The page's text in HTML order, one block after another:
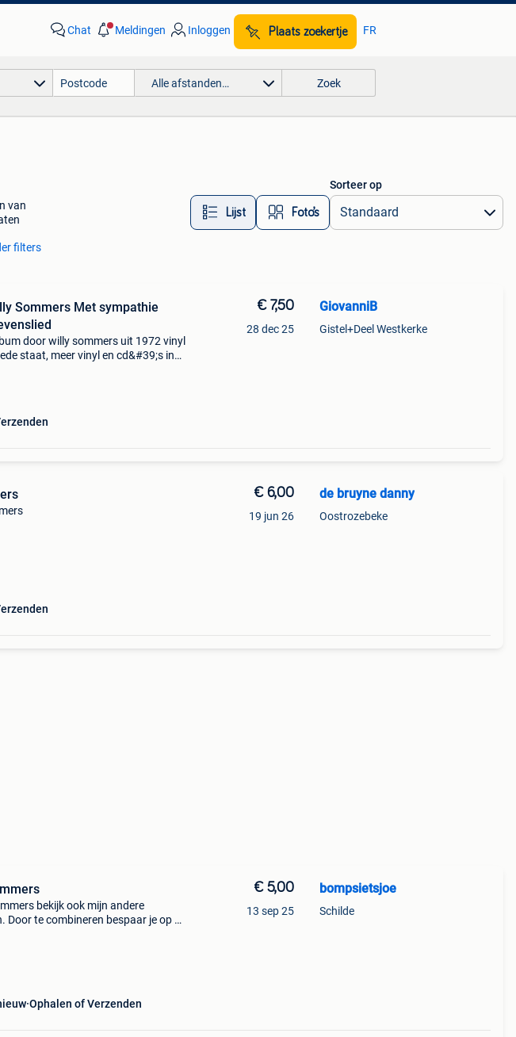
Chat Meldingen Inloggen Plaats zoekertje FR
Alle afstanden… Zoek
van
Lijst Foto’s
Sorteer op
filters
Sommers Met sympathie
door willy sommers uit 1972 vinyl
staat, meer vinyl en cd&#39;s in
€ 7,50
28 dec 25
GiovanniB
Gistel+Deel Westkerke
€ 6,00
19 jun 26
de bruyne danny
Oostrozebeke
bekijk ook mijn andere
Door te combineren bespaar je op de
Ophalen of Verzenden
€ 5,00
13 sep 25
bompsietsjoe
Schilde